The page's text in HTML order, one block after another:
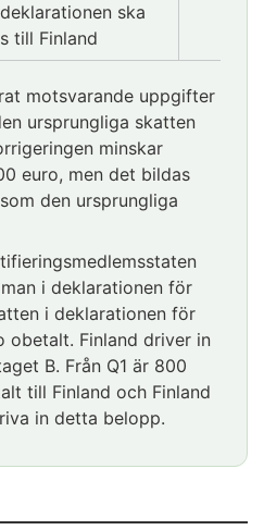
ska
till Finland
motsvarande uppgifter
ursprungliga skatten
minskar
euro, men det bildas
den ursprungliga
i deklarationen för
i deklarationen för
obetalt. Finland driver in
B. Från Q1 är 800
till Finland och Finland
in detta belopp.